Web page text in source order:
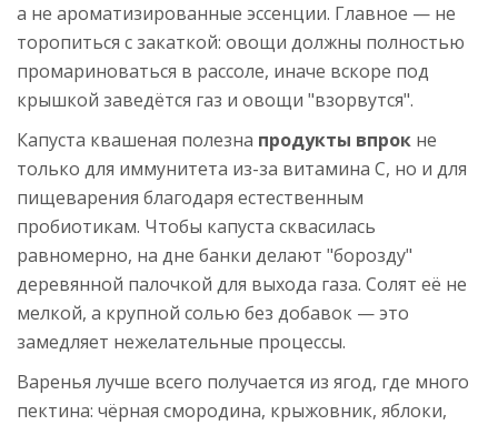
а не ароматизированные эссенции. Главное — не
торопиться с закаткой: овощи должны полностью
промариноваться в рассоле, иначе вскоре под
крышкой заведётся газ и овощи "взорвутся".
Капуста квашеная полезна продукты впрок не
только для иммунитета из-за витамина C, но и для
пищеварения благодаря естественным
пробиотикам. Чтобы капуста сквасилась
равномерно, на дне банки делают "борозду"
деревянной палочкой для выхода газа. Солят её не
мелкой, а крупной солью без добавок — это
замедляет нежелательные процессы.
Варенья лучше всего получается из ягод, где много
пектина: чёрная смородина, крыжовник, яблоки,